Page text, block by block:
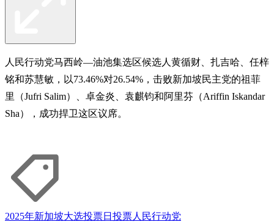
人民行动党马西岭—油池集选区候选人黄循财、扎吉哈、任梓
铭和苏慧敏，以73.46%对26.54%，击败新加坡民主党的祖菲
里（Jufri Salim）、卓金炎、袁麒钧和阿里芬（Ariffin Iskandar
Sha），成功捍卫这区议席。
2025年新加坡大选投票日 投票人民行动党